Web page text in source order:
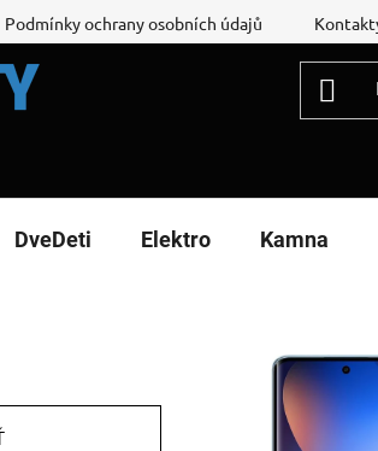
Podmínky ochrany osobních údajů
DveDeti Elektro Kamna